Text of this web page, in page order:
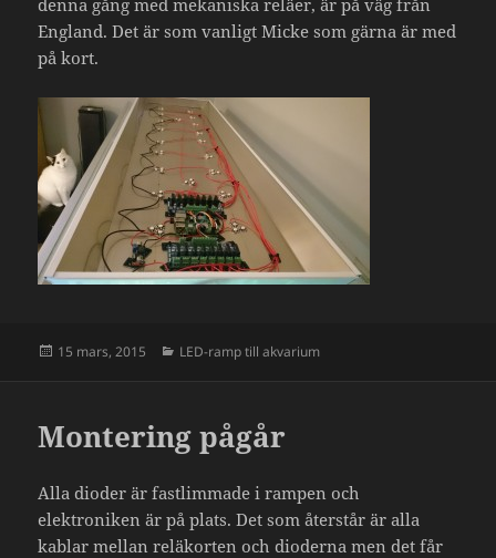
denna gång med mekaniska reläer, är på väg från
England. Det är som vanligt Micke som gärna är med
på kort.
Postat
15 mars, 2015 Kategorier
LED-ramp till akvarium
Montering pågår
Alla dioder är fastlimmade i rampen och
elektroniken är på plats. Det som återstår är alla
kablar mellan reläkorten och dioderna men det får